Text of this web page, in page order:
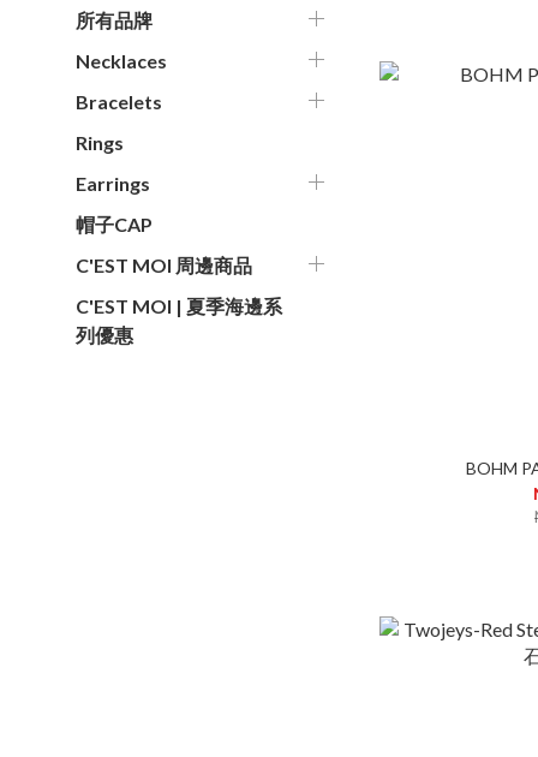
所有品牌
Necklaces
Bracelets
Rings
Earrings
帽子CAP
C'EST MOI 周邊商品
C'EST MOI | 夏季海邊系
列優惠
BOHM